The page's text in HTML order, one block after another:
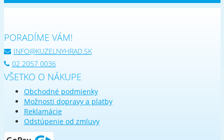
PORADÍME VÁM!
INFO@KUZELNYHRAD.SK
02 2057 0036
VŠETKO O NÁKUPE
Obchodné podmienky
Možnosti dopravy a platby
Reklamácie
Odstúpenie od zmluvy